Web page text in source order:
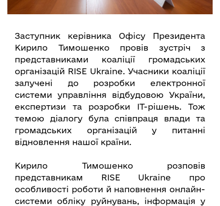
Заступник керівника Офісу Президента
Кирило Тимошенко провів зустріч з
представниками коаліції громадських
організацій RISE Ukraine. Учасники коаліції
залучені до розробки електронної
системи управління відбудовою України,
експертизи та розробки ІТ-рішень. Тож
темою діалогу була співпраця влади та
громадських організацій у питанні
відновлення нашої країни.
Кирило Тимошенко розповів
представникам RISE Ukraine про
особливості роботи й наповнення онлайн-
системи обліку руйнувань, інформація у